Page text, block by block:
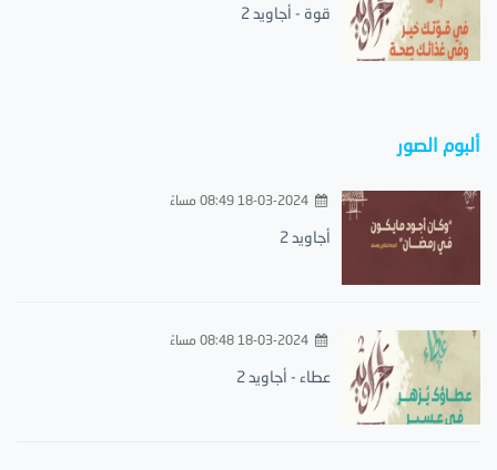
قوة - أجاويد 2
ألبوم الصور
18-03-2024 08:49 مساءً
أجاويد 2
18-03-2024 08:48 مساءً
عطاء - أجاويد 2